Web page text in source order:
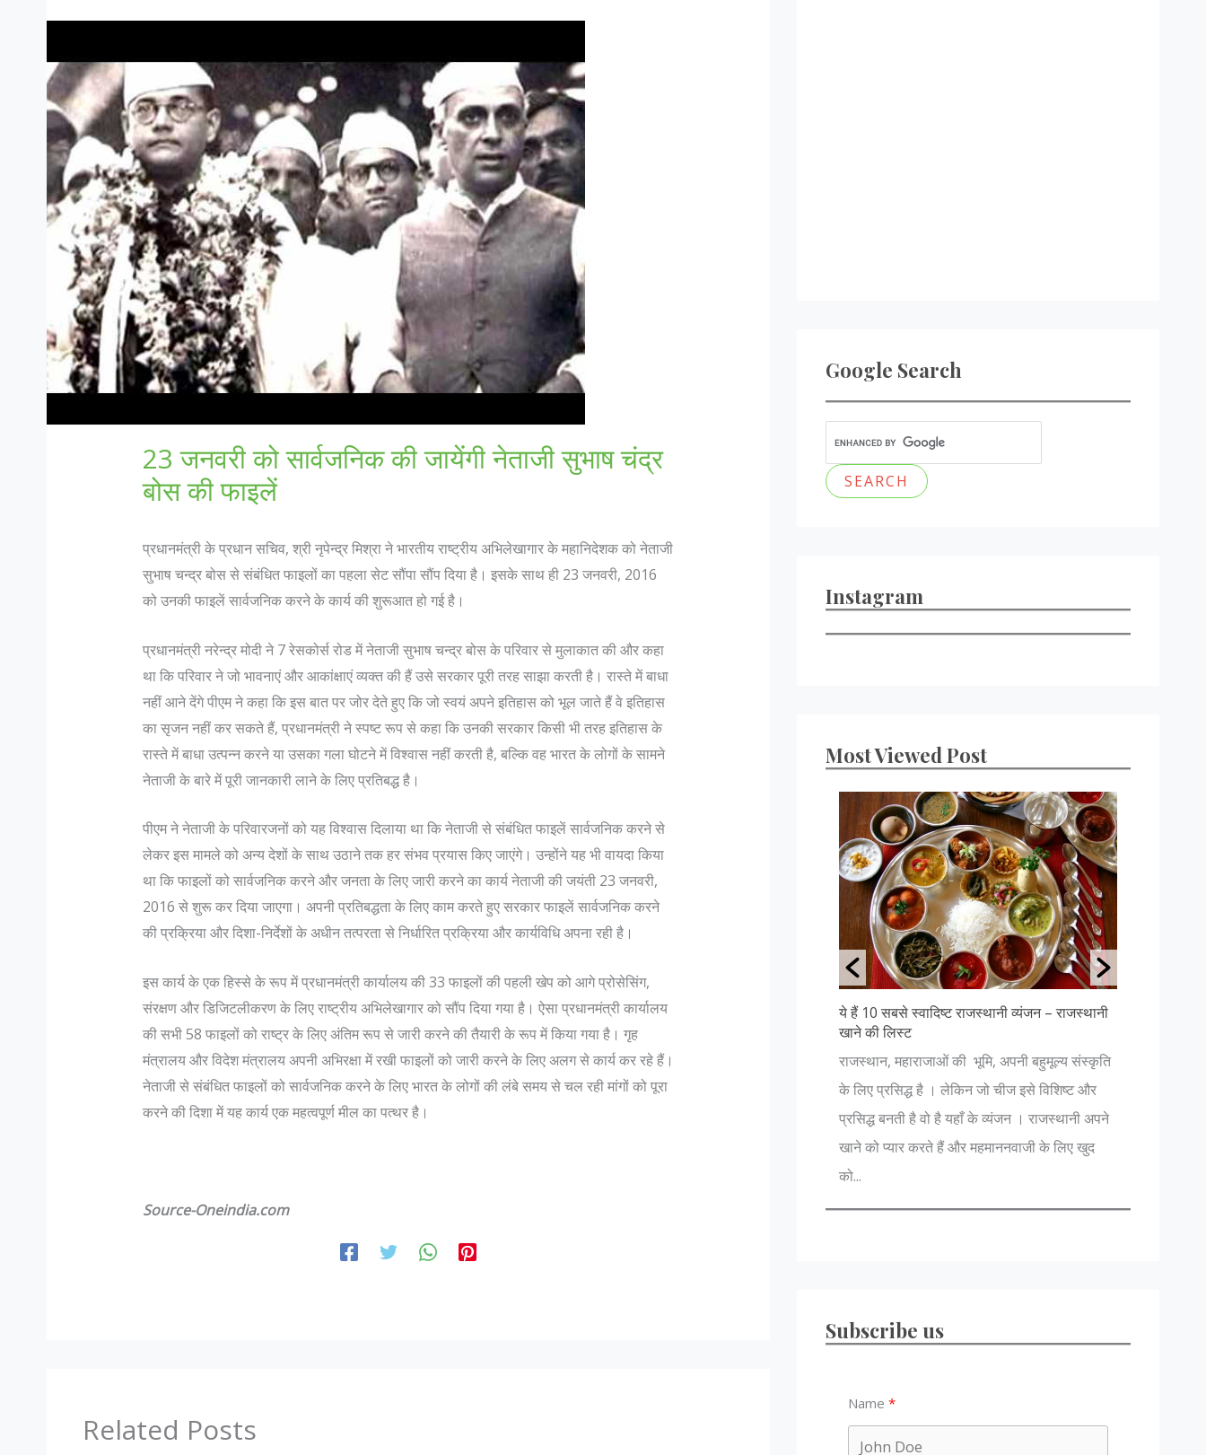
23 जनवरी को सार्वजनिक की जायेंगी नेताजी सुभाष चंद्र
बोस की फाइलें
प्रधानमंत्री के प्रधान सचिव, श्री नृपेन्द्र मिश्रा ने भारतीय राष्ट्रीय अभिलेखागार के महानिदेशक को नेताजी
सुभाष चन्द्र बोस से संबंधित फाइलों का पहला सेट सौंपा सौंप दिया है। इसके साथ ही 23 जनवरी, 2016
को उनकी फाइलें सार्वजनिक करने के कार्य की शुरूआत हो गई है।
प्रधानमंत्री नरेन्द्र मोदी ने 7 रेसकोर्स रोड में नेताजी सुभाष चन्द्र बोस के परिवार से मुलाकात की और कहा
था कि परिवार ने जो भावनाएं और आकांक्षाएं व्यक्त की हैं उसे सरकार पूरी तरह साझा करती है। रास्ते में बाधा
नहीं आने देंगे पीएम ने कहा कि इस बात पर जोर देते हुए कि जो स्वयं अपने इतिहास को भूल जाते हैं वे इतिहास
का सृजन नहीं कर सकते हैं, प्रधानमंत्री ने स्पष्ट रूप से कहा कि उनकी सरकार किसी भी तरह इतिहास के
रास्ते में बाधा उत्पन्न करने या उसका गला घोटने में विश्वास नहीं करती है, बल्कि वह भारत के लोगों के सामने
नेताजी के बारे में पूरी जानकारी लाने के लिए प्रतिबद्ध है।
पीएम ने नेताजी के परिवारजनों को यह विश्वास दिलाया था कि नेताजी से संबंधित फाइलें सार्वजनिक करने से
लेकर इस मामले को अन्य देशों के साथ उठाने तक हर संभव प्रयास किए जाएंगे। उन्होंने यह भी वायदा किया
था कि फाइलों को सार्वजनिक करने और जनता के लिए जारी करने का कार्य नेताजी की जयंती 23 जनवरी,
2016 से शुरू कर दिया जाएगा। अपनी प्रतिबद्धता के लिए काम करते हुए सरकार फाइलें सार्वजनिक करने
की प्रक्रिया और दिशा-निर्देशों के अधीन तत्परता से निर्धारित प्रक्रिया और कार्यविधि अपना रही है।
इस कार्य के एक हिस्से के रूप में प्रधानमंत्री कार्यालय की 33 फाइलों की पहली खेप को आगे प्रोसेसिंग,
संरक्षण और डिजिटलीकरण के लिए राष्ट्रीय अभिलेखागार को सौंप दिया गया है। ऐसा प्रधानमंत्री कार्यालय
की सभी 58 फाइलों को राष्ट्र के लिए अंतिम रूप से जारी करने की तैयारी के रूप में किया गया है। गृह
मंत्रालय और विदेश मंत्रालय अपनी अभिरक्षा में रखी फाइलों को जारी करने के लिए अलग से कार्य कर रहे हैं।
नेताजी से संबंधित फाइलों को सार्वजनिक करने के लिए भारत के लोगों की लंबे समय से चल रही मांगों को पूरा
करने की दिशा में यह कार्य एक महत्वपूर्ण मील का पत्थर है।
Source-Oneindia.com
Related Posts
Google Search
Instagram
Most Viewed Post
क्या आप जानते हैं गुजरात के सबसे स्वादिष्ट व्यंजन
विश्व मे सबसे ज्यादा अगर किसी मेहमान नवाजी की बात
होती है तो वो है भारतीय मेहमान नवाजी । आज भारतीयों
को सभी प्रकार के मसालों की खोज के लिए जाना जाता
1857 की क्रांति के मुख्य क्रांतिकारी
1857 की क्रांति के विषय मे कहा जाता है कि 1857 की
क्रांति की शुरुवात कुछ ब्रिटेश इंडियन आर्मी के भारतीय
सैनिको के द्वारा किया गया विद्रोह था जिस को बंगाल
ये हैं 10 सबसे स्वादिष्ट राजस्थानी व्यंजन – राजस्थानी
राजस्थान, महाराजाओं की भूमि, अपनी बहुमूल्य संस्कृति
के लिए प्रसिद्ध है । लेकिन जो चीज इसे विशिष्ट और
प्रसिद्ध बनती है वो है यहाँ के व्यंजन । राजस्थानी अपने
खाने को प्यार करते हैं और महमाननवाजी के लिए खुद
जानिए शिव जी के 12 ज्योतिर्लिंग एवं उनका
धर्म शास्त्रों के अनुसार देवो के देव महादेव
अनंत है। पौराणिक मान्यताओं के अनुसार,
शिवशंकर जहाँ-जहाँ स्वयं प्रगट हुए उन बारह
स्थित शिवलिंगों को ज्योतिर्लिंगों के रूप...
Subscribe us
Name